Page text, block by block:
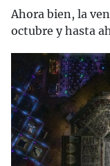
Ahora bien, la
octubre y hasta